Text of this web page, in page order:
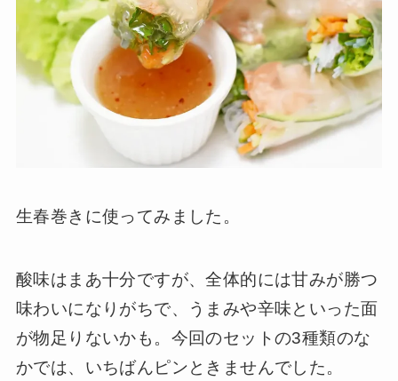
生春巻きに使ってみました。
酸味はまあ十分ですが、全体的には甘みが勝つ
味わいになりがちで、うまみや辛味といった面
が物足りないかも。今回のセットの3種類のな
かでは、いちばんピンときませんでした。